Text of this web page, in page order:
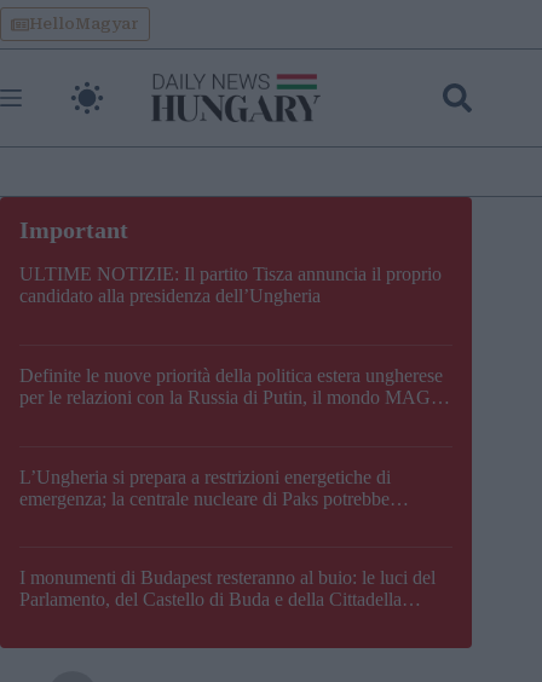
Skip
to
content
HelloMagyar
ULTIME NOTIZIE: Il partito Tisza annuncia il proprio
candidato alla presidenza dell’Ungheria
Definite le nuove priorità della politica estera ungherese
per le relazioni con la Russia di Putin, il mondo MAGA,
L’Ungheria si prepara a restrizioni energetiche di
emergenza; la centrale nucleare di Paks potrebbe
I monumenti di Budapest resteranno al buio: le luci del
Parlamento, del Castello di Buda e della Cittadella